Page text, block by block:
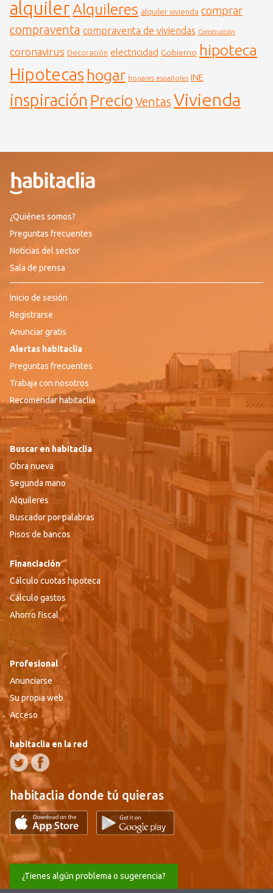
alquilerAlquileres alquiler vivienda comprar
compraventa compraventa de viviendas Construcción
coronavirus Decoración electricidad Gobierno hipoteca
Hipotecas hogar hogares españoles INE
inspiración Precio Ventas Vivienda
¿Quiénes somos?
Preguntas frecuentes
Noticias del sector
Sala de prensa
Inicio de sesión
Registrarse
Anunciar gratis
Alertas habitaclia
Preguntas frecuentes
Trabaja con nosotros
Recomendar habitaclia
Buscar en habitaclia
Obra nueva
Segunda mano
Alquileres
Buscador por palabras
Pisos de bancos
Financiación
Cálculo cuotas hipoteca
Cálculo gastos
Ahorro fiscal
Profesional
Anunciarse
Su propia web
Acceso
habitaclia en la red
habitaclia donde tú quieras
¿Tienes algún problema o sugerencia?